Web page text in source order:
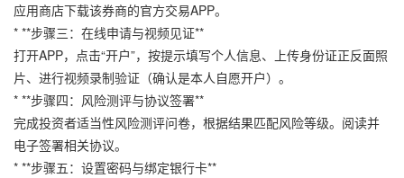
应用商店下载该券商的官方交易APP。
* **步骤三：在线申请与视频见证**
打开APP，点击“开户”，按提示填写个人信息、上传身份证正反面照
片、进行视频录制验证（确认是本人自愿开户）。
* **步骤四：风险测评与协议签署**
完成投资者适当性风险测评问卷，根据结果匹配风险等级。阅读并
电子签署相关协议。
* **步骤五：设置密码与绑定银行卡**